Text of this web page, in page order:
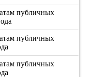
публичных
публичных
публичных